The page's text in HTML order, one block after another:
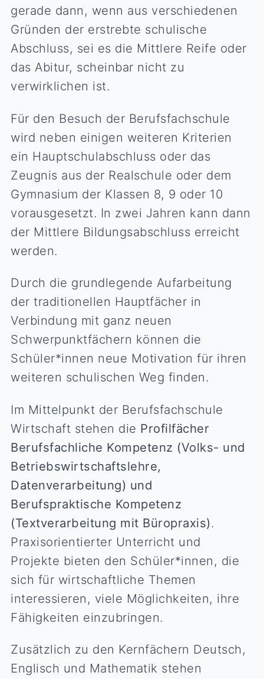
gerade dann, wenn aus verschiedenen
Gründen der erstrebte schulische
Abschluss, sei es die Mittlere Reife oder
das Abitur, scheinbar nicht zu
verwirklichen ist.
Für den Besuch der Berufsfachschule
wird neben einigen weiteren Kriterien
ein Hauptschulabschluss oder das
Zeugnis aus der Realschule oder dem
Gymnasium der Klassen 8, 9 oder 10
vorausgesetzt. In zwei Jahren kann dann
der Mittlere Bildungsabschluss erreicht
werden.
Durch die grundlegende Aufarbeitung
der traditionellen Hauptfächer in
Verbindung mit ganz neuen
Schwerpunktfächern können die
Schüler*innen neue Motivation für ihren
weiteren schulischen Weg finden.
Im Mittelpunkt der Berufsfachschule
Wirtschaft stehen die Profilfächer
Berufsfachliche Kompetenz (Volks- und
Betriebswirtschaftslehre,
Datenverarbeitung) und
Berufspraktische Kompetenz
(Textverarbeitung mit Büropraxis).
Praxisorientierter Unterricht und
Projekte bieten den Schüler*innen, die
sich für wirtschaftliche Themen
interessieren, viele Möglichkeiten, ihre
Fähigkeiten einzubringen.
Zusätzlich zu den Kernfächern Deutsch,
Englisch und Mathematik stehen